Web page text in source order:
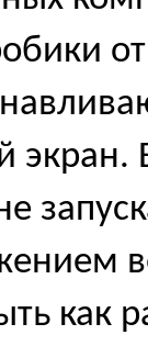
экран.
как